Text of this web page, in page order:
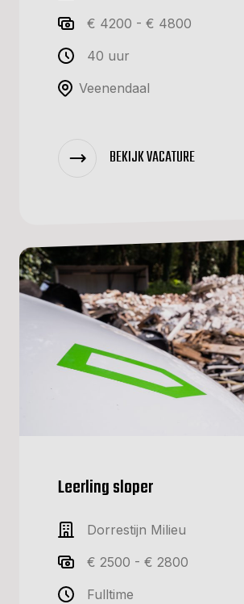
€ 4200 - € 4800
40 uur
Veenendaal
BEKIJK VACATURE
Leerling sloper
Dorrestijn Milieu
€ 2500 - € 2800
Fulltime